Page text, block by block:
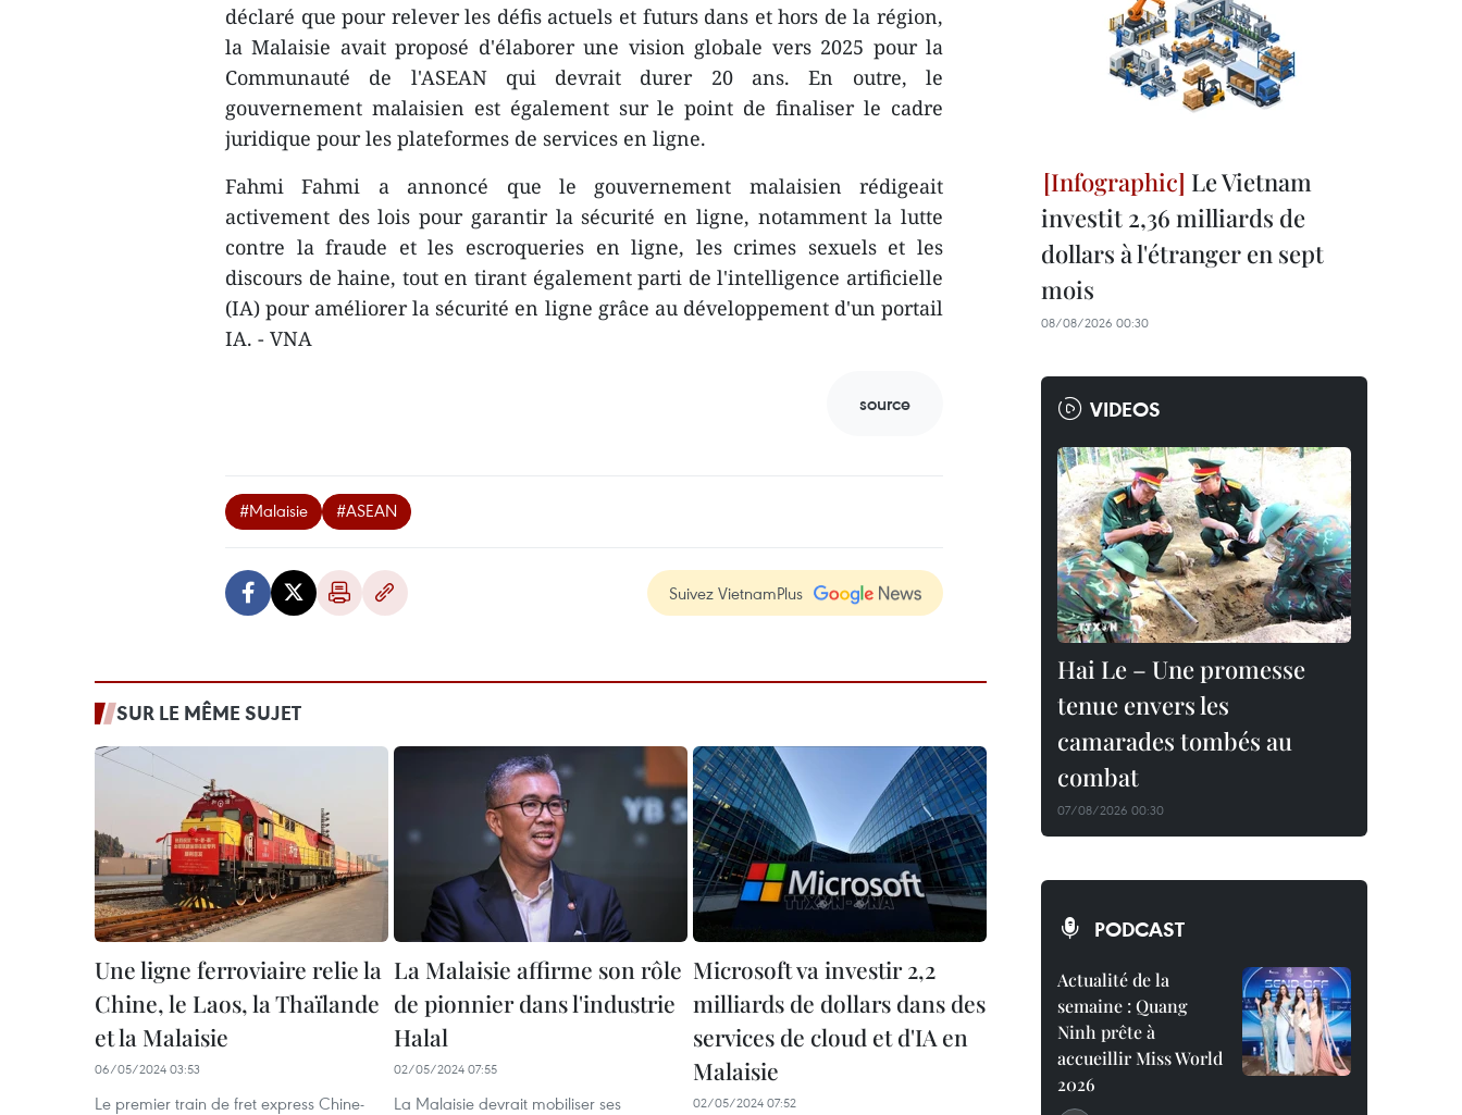
déclaré que pour relever les défis actuels et futurs dans et hors de la région,
la Malaisie avait proposé d'élaborer une vision globale vers 2025 pour la
Communauté de l'ASEAN qui devrait durer 20 ans. En outre, le
gouvernement malaisien est également sur le point de finaliser le cadre
juridique pour les plateformes de services en ligne.
Fahmi Fahmi a annoncé que le gouvernement malaisien rédigeait
activement des lois pour garantir la sécurité en ligne, notamment la lutte
contre la fraude et les escroqueries en ligne, les crimes sexuels et les
discours de haine, tout en tirant également parti de l'intelligence artificielle
(IA) pour améliorer la sécurité en ligne grâce au développement d'un portail
IA. - VNA
source
#Malaisie #ASEAN
Suivez VietnamPlus
SUR LE MÊME SUJET
Une ligne ferroviaire relie la
Chine, le Laos, la Thaïlande
et la Malaisie
06/05/2024 03:53
Le premier train de fret express Chine-
La Malaisie affirme son rôle
de pionnier dans l'industrie
Halal
02/05/2024 07:55
La Malaisie devrait mobiliser ses
Microsoft va investir 2,2
milliards de dollars dans des
services de cloud et d'IA en
Malaisie
02/05/2024 07:52
Le Vietnam
investit 2,36 milliards de
dollars à l'étranger en sept
mois
08/08/2026 00:30
VIDEOS
Hai Le – Une promesse
tenue envers les
camarades tombés au
combat
07/08/2026 00:30
PODCAST
Actualité de la
semaine : Quang
Ninh prête à
accueillir Miss World
2026